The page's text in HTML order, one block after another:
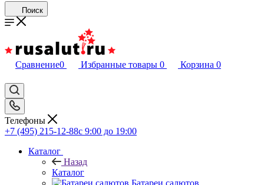
Поиск
Сравнение0 Избранные товары 0 Корзина 0
Телефоны
+7 (495) 215-12-88c 9:00 до 19:00
Каталог
Назад
Каталог
Батареи салютов